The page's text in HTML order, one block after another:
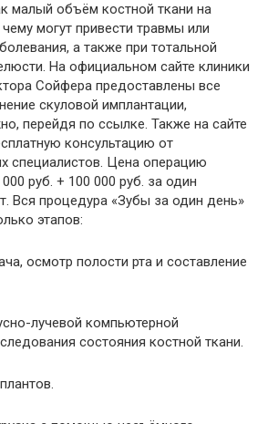
малый объём костной ткани на
могут привести травмы или
а также при тотальной
На официальном сайте клиники
Сойфера предоставлены все
скуловой имплантации,
перейдя по ссылке. Также на сайте
консультацию от
специалистов. Цена операцию
руб. + 100 000 руб. за один
Вся процедура «Зубы за один день»
этапов:
осмотр полости рта и составление
лучевой компьютерной
состояния костной ткани.